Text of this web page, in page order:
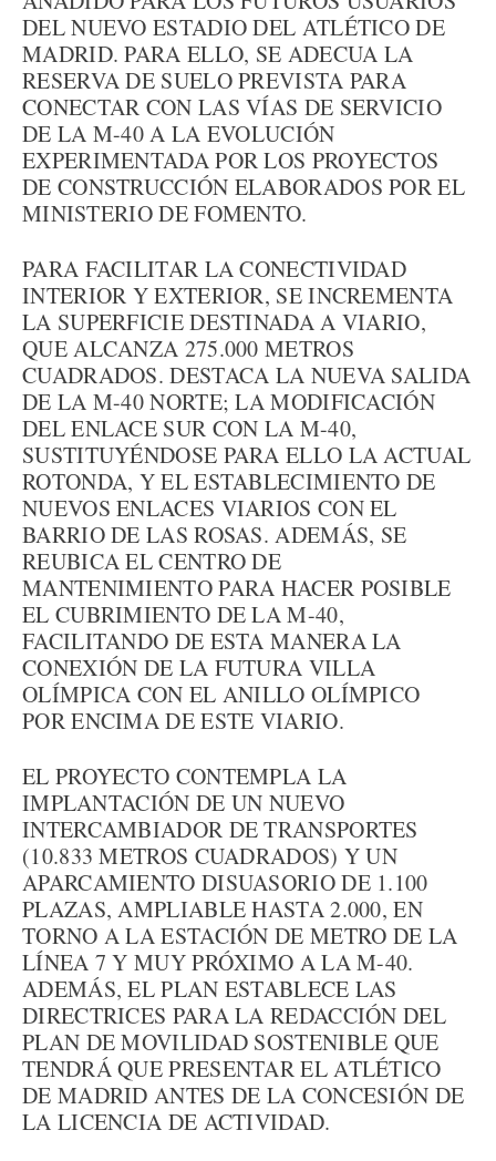
DEL NUEVO ESTADIO DEL ATLÉTICO DE
MADRID. PARA ELLO, SE ADECUA LA
RESERVA DE SUELO PREVISTA PARA
CONECTAR CON LAS VÍAS DE SERVICIO
DE LA M-40 A LA EVOLUCIÓN
EXPERIMENTADA POR LOS PROYECTOS
DE CONSTRUCCIÓN ELABORADOS POR EL
MINISTERIO DE FOMENTO.
PARA FACILITAR LA CONECTIVIDAD
INTERIOR Y EXTERIOR, SE INCREMENTA
LA SUPERFICIE DESTINADA A VIARIO,
QUE ALCANZA 275.000 METROS
CUADRADOS. DESTACA LA NUEVA SALIDA
DE LA M-40 NORTE; LA MODIFICACIÓN
DEL ENLACE SUR CON LA M-40,
SUSTITUYÉNDOSE PARA ELLO LA ACTUAL
ROTONDA, Y EL ESTABLECIMIENTO DE
NUEVOS ENLACES VIARIOS CON EL
BARRIO DE LAS ROSAS. ADEMÁS, SE
REUBICA EL CENTRO DE
MANTENIMIENTO PARA HACER POSIBLE
EL CUBRIMIENTO DE LA M-40,
FACILITANDO DE ESTA MANERA LA
CONEXIÓN DE LA FUTURA VILLA
OLÍMPICA CON EL ANILLO OLÍMPICO
POR ENCIMA DE ESTE VIARIO.
EL PROYECTO CONTEMPLA LA
IMPLANTACIÓN DE UN NUEVO
INTERCAMBIADOR DE TRANSPORTES
(10.833 METROS CUADRADOS) Y UN
APARCAMIENTO DISUASORIO DE 1.100
PLAZAS, AMPLIABLE HASTA 2.000, EN
TORNO A LA ESTACIÓN DE METRO DE LA
LÍNEA 7 Y MUY PRÓXIMO A LA M-40.
ADEMÁS, EL PLAN ESTABLECE LAS
DIRECTRICES PARA LA REDACCIÓN DEL
PLAN DE MOVILIDAD SOSTENIBLE QUE
TENDRÁ QUE PRESENTAR EL ATLÉTICO
DE MADRID ANTES DE LA CONCESIÓN DE
LA LICENCIA DE ACTIVIDAD.